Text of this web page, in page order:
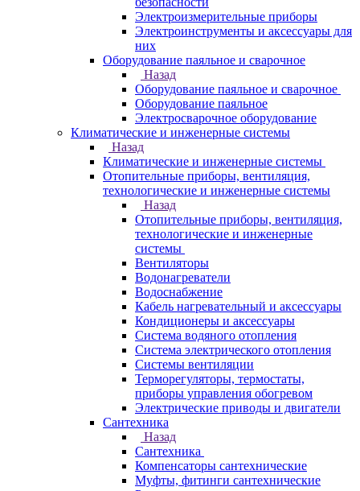
Электроизмерительные приборы
Электроинструменты и аксессуары для
них
Оборудование паяльное и сварочное
Назад
Оборудование паяльное и сварочное
Оборудование паяльное
Электросварочное оборудование
Климатические и инженерные системы
Назад
Климатические и инженерные системы
Отопительные приборы, вентиляция,
технологические и инженерные системы
Назад
Отопительные приборы, вентиляция,
технологические и инженерные
системы
Вентиляторы
Водонагреватели
Водоснабжение
Кабель нагревательный и аксессуары
Кондиционеры и аксессуары
Система водяного отопления
Система электрического отопления
Системы вентиляции
Терморегуляторы, термостаты,
приборы управления обогревом
Электрические приводы и двигатели
Сантехника
Назад
Сантехника
Компенсаторы сантехнические
Муфты, фитинги сантехнические